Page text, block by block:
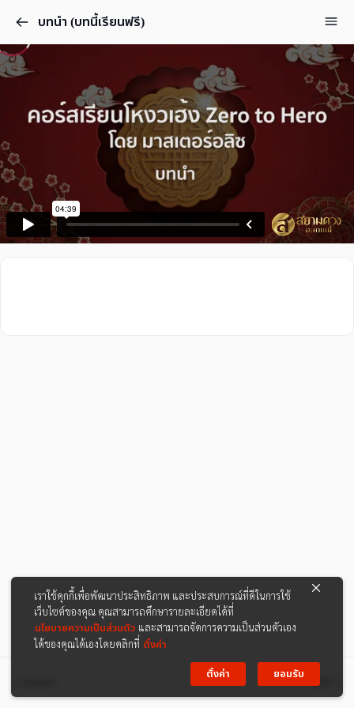
บทนำ (บทนี้เรียนฟรี)
ต่อไป
เราใช้คุกกี้เพื่อพัฒนาประสิทธิภาพ และประสบการณ์ที่ดีในการใช้
เว็บไซต์ของคุณ คุณสามารถศึกษารายละเอียดได้ที่
นโยบายความเป็นส่วนตัว และสามารถจัดการความเป็นส่วนตัวเอง
ได้ของคุณได้เองโดยคลิกที่ ตั้งค่า
ตั้งค่า
ยอมรับ